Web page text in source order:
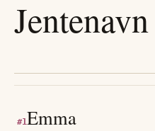
Jentenavn
#1Emma